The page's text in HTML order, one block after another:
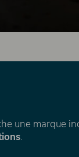
une marque
.